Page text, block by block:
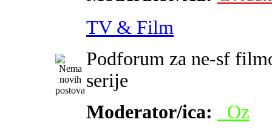
TV & Film
Podforum za ne-sf
serije
Moderator/ica:
_Oz